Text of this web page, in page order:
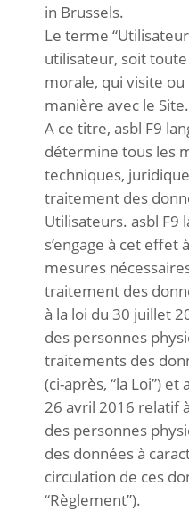
in Brussels.
Le terme
utilisateur, soit
morale, qui visite ou
manière avec le Site.
A ce titre, asbl F9
détermine tous les
techniques,
traitement des
Utilisateurs. asbl F9
s’engage à cet
mesures
traitement des
à la loi du 30 juillet
des personnes
traitements des
(ci-après, “la Loi”)
26 avril 2016 relatif
des personnes
des données à
circulation de ces
“Règlement”).